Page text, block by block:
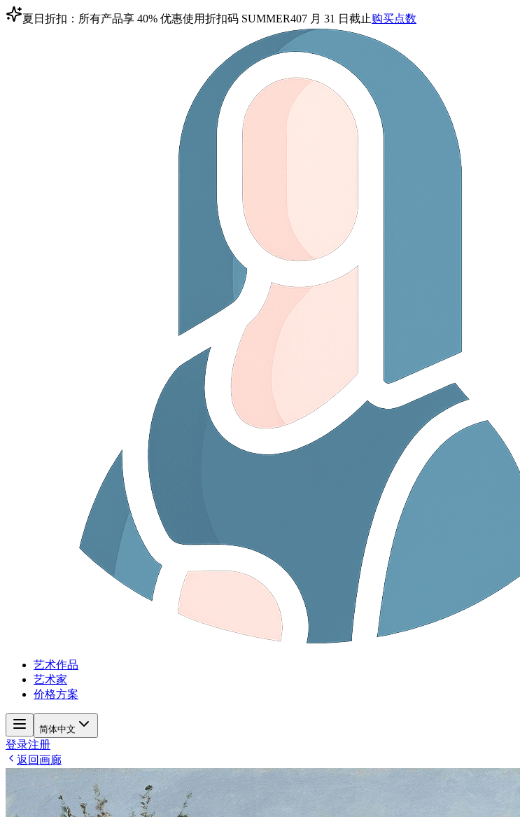
夏日折扣：所有产品享 40% 优惠使用折扣码 SUMMER407 月 31 日截止购买点数
艺术作品
艺术家
价格方案
简体中文
登录注册
返回画廊